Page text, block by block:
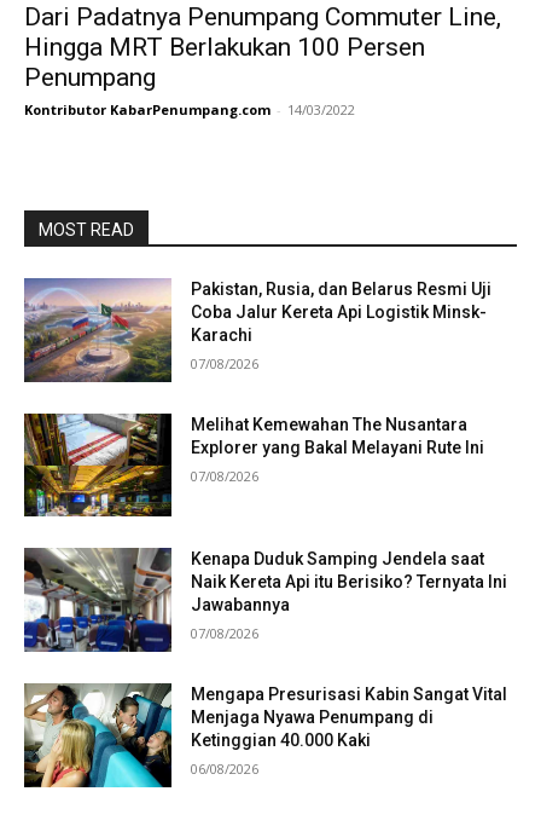
Dari Padatnya Penumpang Commuter Line,
Hingga MRT Berlakukan 100 Persen
Penumpang
Kontributor KabarPenumpang.com - 14/03/2022
MOST READ
Pakistan, Rusia, dan Belarus Resmi Uji
Coba Jalur Kereta Api Logistik Minsk-
Karachi
07/08/2026
Melihat Kemewahan The Nusantara
Explorer yang Bakal Melayani Rute Ini
07/08/2026
Kenapa Duduk Samping Jendela saat
Naik Kereta Api itu Berisiko? Ternyata Ini
Jawabannya
07/08/2026
Mengapa Presurisasi Kabin Sangat Vital
Menjaga Nyawa Penumpang di
Ketinggian 40.000 Kaki
06/08/2026